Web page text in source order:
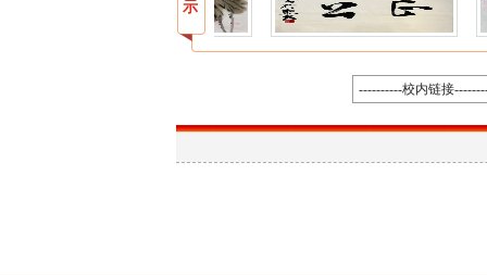
示
----------校内链接